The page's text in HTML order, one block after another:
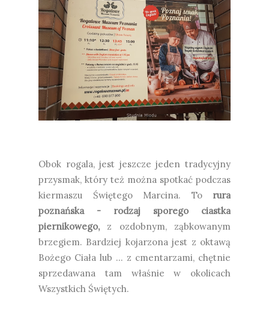
Obok rogala, jest jeszcze jeden tradycyjny
przysmak, który też można spotkać podczas
kiermaszu Świętego Marcina. To rura
poznańska - rodzaj sporego ciastka
piernikowego, z ozdobnym, ząbkowanym
brzegiem. Bardziej kojarzona jest z oktawą
Bożego Ciała lub ... z cmentarzami, chętnie
sprzedawana tam właśnie w okolicach
Wszystkich Świętych.